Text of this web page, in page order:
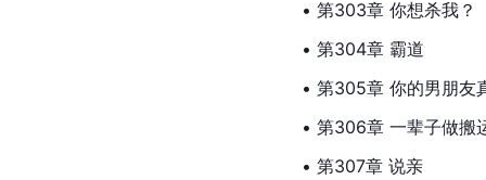
• 第303章 你想杀我？
• 第304章 霸道
• 第305章 你的男朋友
• 第306章 一辈子做搬
• 第307章 说亲